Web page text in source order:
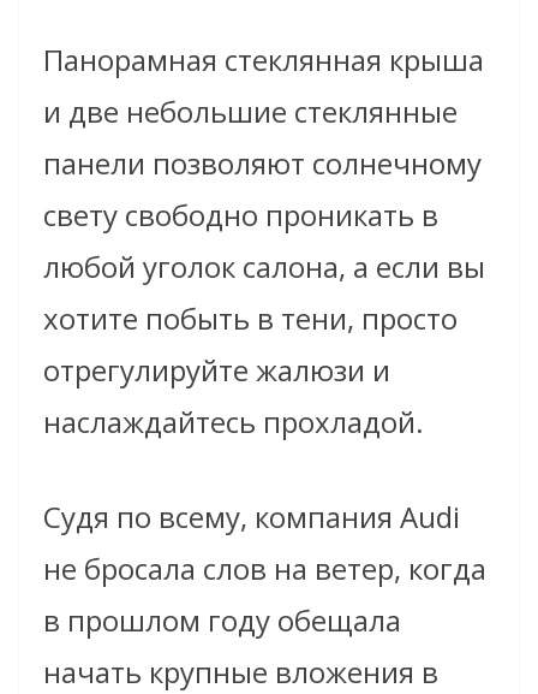
Панорамная стеклянная крыша
и две небольшие стеклянные
панели позволяют солнечному
свету свободно проникать в
любой уголок салона, а если вы
хотите побыть в тени, просто
отрегулируйте жалюзи и
наслаждайтесь прохладой.
Судя по всему, компания Audi
не бросала слов на ветер, когда
в прошлом году обещала
начать крупные вложения в